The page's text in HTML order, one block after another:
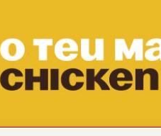
DMtv